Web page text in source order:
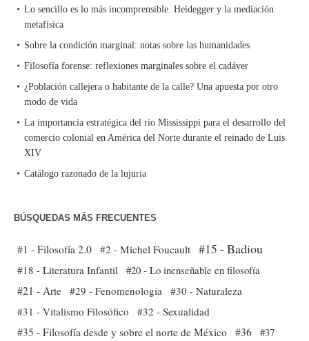
Lo sencillo es lo más incomprensible. Heidegger y la mediación
metafísica
Sobre la condición marginal: notas sobre las humanidades
Filosofía forense: reflexiones marginales sobre el cadáver
¿Población callejera o habitante de la calle? Una apuesta por otro
modo de vida
La importancia estratégica del río Mississippi para el desarrollo del
comercio colonial en América del Norte durante el reinado de Luis
XIV
Catálogo razonado de la lujuria
BÚSQUEDAS MÁS FRECUENTES
#1 - Filosofía 2.0 #2 - Michel Foucault #15 - Badiou
#18 - Literatura Infantil #20 - Lo inenseñable en filosofía
#21 - Arte #29 - Fenomenología
#30 - Naturaleza
#31 - Vitalismo Filosófico
#32 - Sexualidad
#35 - Filosofía desde y sobre el norte de México #36 #37